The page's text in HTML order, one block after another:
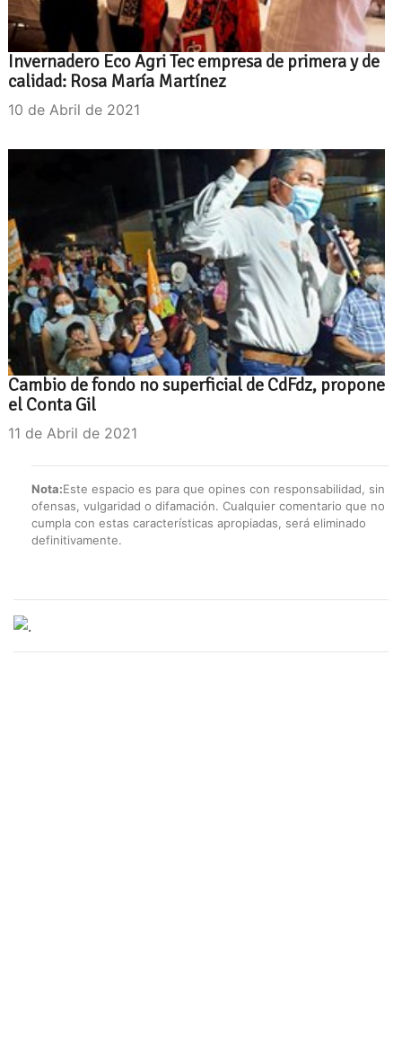
Invernadero Eco Agri Tec empresa de primera y de
calidad: Rosa María Martínez
10 de Abril de 2021
Cambio de fondo no superficial de CdFdz, propone
el Conta Gil
11 de Abril de 2021
Nota:Este espacio es para que opines con responsabilidad, sin
ofensas, vulgaridad o difamación. Cualquier comentario que no
cumpla con estas características apropiadas, será eliminado
definitivamente.